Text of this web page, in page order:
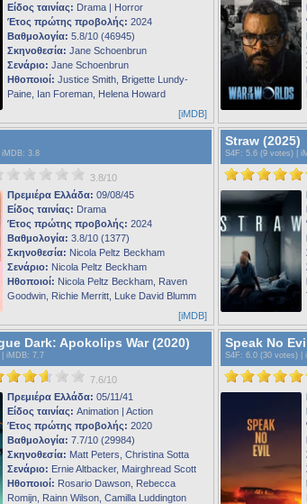
Είδος ταινίας: Drama | Horror
Έτος πρώτης προβολής: 2024
Βαθμολογία: 5.8/10 (46945)
Σκηνοθεσία: Jane Schoenbrun
Σενάριο: Jane Schoenbrun
Ηθοποιοί: Justice Smith, Brigette Lundy-
Paine, Ian Foreman, Helena Howard
[iMDB]
iMDB: 3.8
3.8/10
Πρεμιέρα Ελλάδα: 09/08/45
Είδος ταινίας: Drama
Έτος πρώτης προβολής: 2024
Βαθμολογία: 3.8/10 (1377)
Σκηνοθεσία: Nicola Peltz Beckham
Σενάριο: Nicola Peltz Beckham
Ηθοποιοί: Nicola Peltz Beckham, Raven
Goodwin, Richie Merritt, Luke David Blumm
[iMDB]
Straw (2025)
S4F : 5.6 (9 votes) |
Dark: Apokolips War (2020)
iMDB: 7.7
7.6/10
Πρεμιέρα Ελλάδα: 05/11/41
Είδος ταινίας: Animation | Action
Έτος πρώτης προβολής: 2020
Βαθμολογία: 7.7/10 (29984)
Σκηνοθεσία: Matt Peters, Christina Sotta
Σενάριο: Ernie Altbacker, Mairghread Scott
Ηθοποιοί: Rosario Dawson, Rebecca
Romijn, Rainn Wilson, Camilla Luddington
Speak No
S4F : 6.0 (30 votes) |